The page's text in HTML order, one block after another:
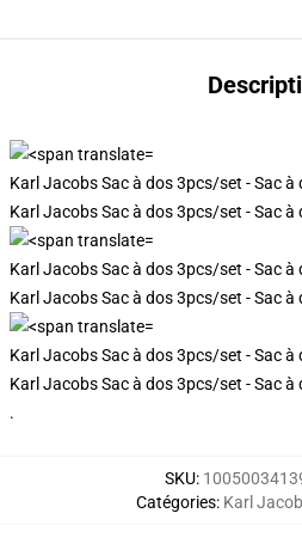
Karl Jacobs Sac à dos 3pcs/set - Sac
Karl Jacobs Sac à dos 3pcs/set - Sac à
Karl Jacobs Sac à dos 3pcs/set - Sac
Karl Jacobs Sac à dos 3pcs/set - Sac à
Karl Jacobs Sac à dos 3pcs/set - Sac
Karl Jacobs Sac à dos 3pcs/set - Sac à
.
SKU:
Catégories: Karl